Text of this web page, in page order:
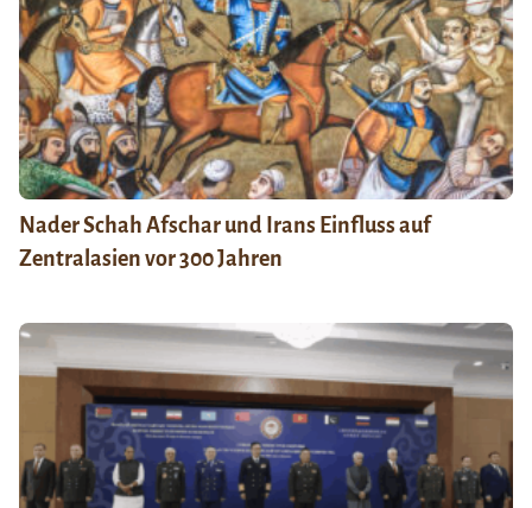
Nader Schah Afschar und Irans Einfluss auf
Zentralasien vor 300 Jahren